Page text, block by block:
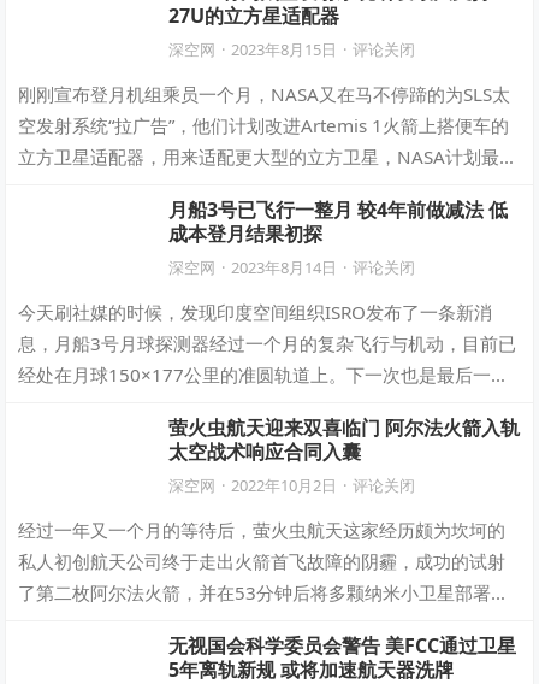
27U的立方星适配器
深空网 · 2023年8月15日 · 评论关闭
刚刚宣布登月机组乘员一个月，NASA又在马不停蹄的为SLS太
空发射系统“拉广告”，他们计划改进Artemis 1火箭上搭便车的
立方卫星适配器，用来适配更大型的立方卫星，NASA计划最大
月船3号已飞行一整月 较4年前做减法 低
成本登月结果初探
深空网 · 2023年8月14日 · 评论关闭
今天刷社媒的时候，发现印度空间组织ISRO发布了一条新消
息，月船3号月球探测器经过一个月的复杂飞行与机动，目前已
经处在月球150×177公里的准圆轨道上。下一次也是最后一次
萤火虫航天迎来双喜临门 阿尔法火箭入轨
太空战术响应合同入囊
深空网 · 2022年10月2日 · 评论关闭
经过一年又一个月的等待后，萤火虫航天这家经历颇为坎坷的
私人初创航天公司终于走出火箭首飞故障的阴霾，成功的试射
了第二枚阿尔法火箭，并在53分钟后将多颗纳米小卫星部署在
无视国会科学委员会警告 美FCC通过卫星
5年离轨新规 或将加速航天器洗牌